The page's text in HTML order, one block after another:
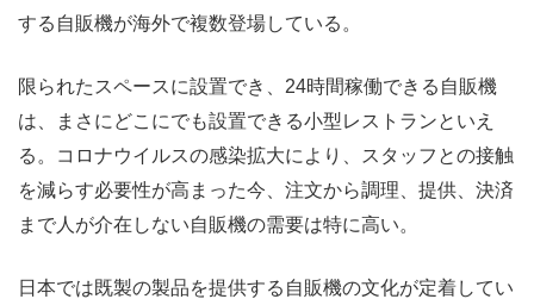
する自販機が海外で複数登場している。
限られたスペースに設置でき、24時間稼働できる自販機
は、まさにどこにでも設置できる小型レストランといえ
る。コロナウイルスの感染拡大により、スタッフとの接触
を減らす必要性が高まった今、注文から調理、提供、決済
まで人が介在しない自販機の需要は特に高い。
日本では既製の製品を提供する自販機の文化が定着してい